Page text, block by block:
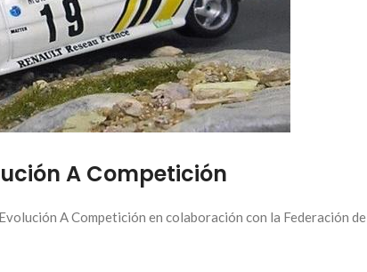
A Competición
A Competición en colaboración con la Federación de